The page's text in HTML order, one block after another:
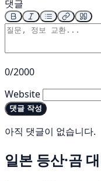
댓글
0/2000
Website
댓글 작성
아직 댓글이 없습니다.
일본 등산·곰